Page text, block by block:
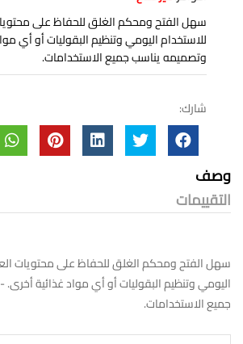
سهل الفتح ومحكم الغلق للحفاظ على
للاستخدام اليومي وتنظيم البقوليات أو أي
وتصميمه يناسب جميع الاستخدامات.
شارك:
وصف
التقييمات
سهل الفتح ومحكم الغلق للحفاظ على محتويات
اليومي وتنظيم البقوليات أو أي مواد غذائية
جميع الاستخدامات.